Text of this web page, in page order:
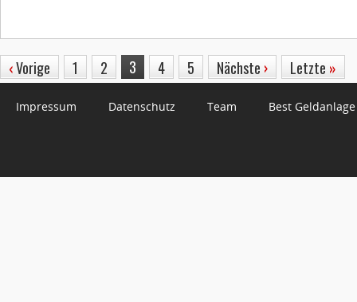
‹Vorige 1 2 3 4 5 Nächste › Letzte »
Impressum Datenschutz Team Best Geldanlage